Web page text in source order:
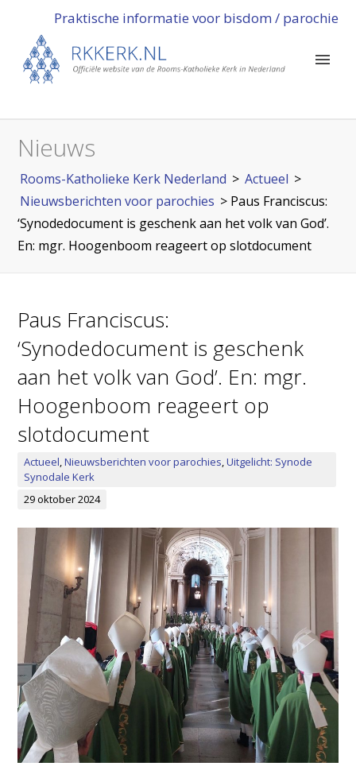
Praktische informatie voor bisdom / parochie
Nieuws
Rooms-Katholieke Kerk Nederland > Actueel >
Nieuwsberichten voor parochies > Paus Franciscus:
‘Synodedocument is geschenk aan het volk van God’.
En: mgr. Hoogenboom reageert op slotdocument
Paus Franciscus:
‘Synodedocument is geschenk
aan het volk van God’. En: mgr.
Hoogenboom reageert op
slotdocument
Actueel,Nieuwsberichten voor parochies,Uitgelicht: Synode
Synodale Kerk
29 oktober 2024